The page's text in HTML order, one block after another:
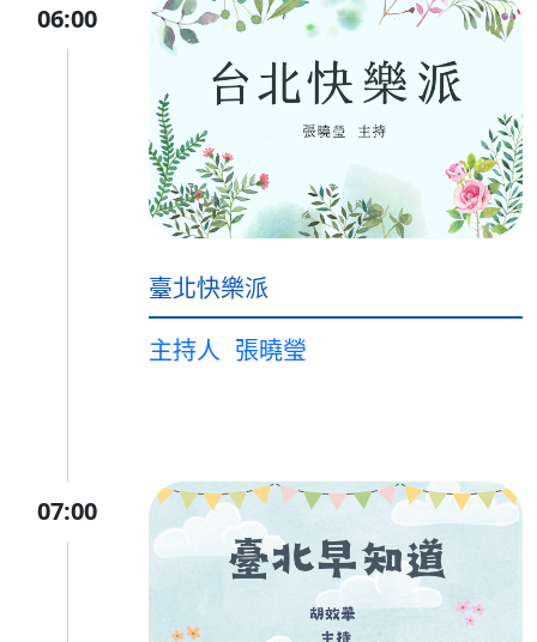
06:00
臺北快樂派
主持人 張曉瑩
07:00